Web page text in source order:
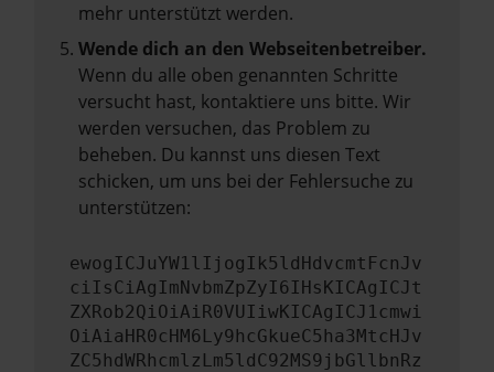
mehr unterstützt werden.
Wende dich an den Webseitenbetreiber.
Wenn du alle oben genannten Schritte
versucht hast, kontaktiere uns bitte. Wir
werden versuchen, das Problem zu
beheben. Du kannst uns diesen Text
schicken, um uns bei der Fehlersuche zu
unterstützen:
ewogICJuYW1lIjogIk5ldHdvcmtFcnJv
ciIsCiAgImNvbmZpZyI6IHsKICAgICJt
ZXRob2QiOiAiR0VUIiwKICAgICJ1cmwi
OiAiaHR0cHM6Ly9hcGkueC5ha3MtcHJv
ZC5hdWRhcmlzLm5ldC92MS9jbGllbnRz